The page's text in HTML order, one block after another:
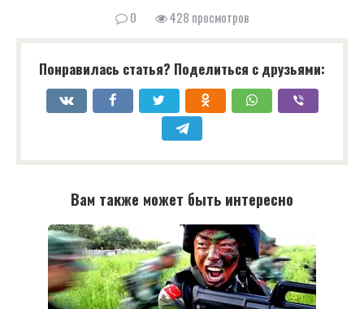
0 428 просмотров
Понравилась статья? Поделиться с друзьями:
Вам также может быть интересно